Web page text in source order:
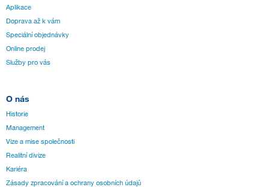
Aplikace
Doprava až k vám
Speciální objednávky
Online prodej
Služby pro vás
O nás
Historie
Management
Vize a mise společnosti
Realitní divize
Kariéra
Zásady zpracování a ochrany osobních údajů